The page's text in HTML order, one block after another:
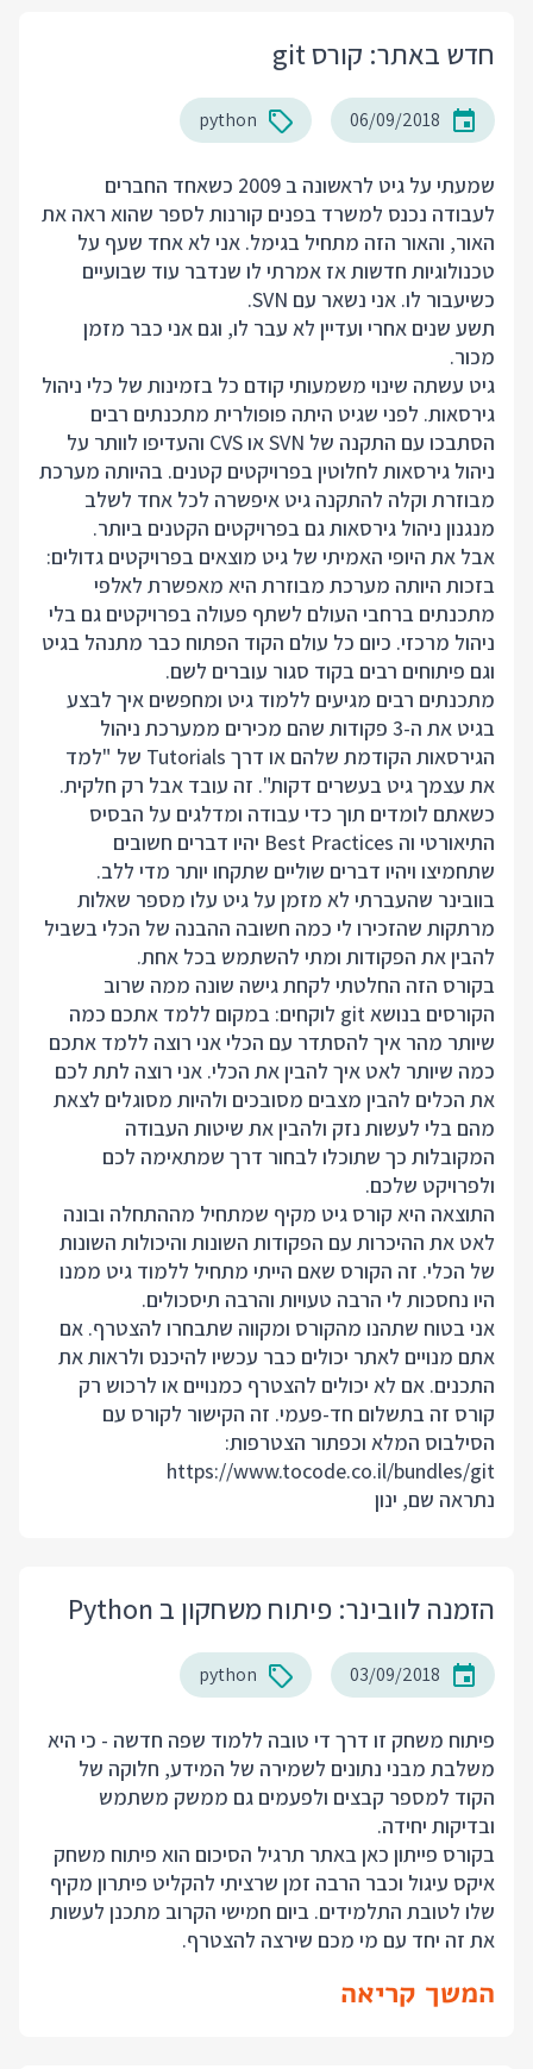
חדש באתר: קורס git
06/09/2018
python
שמעתי על גיט לראשונה ב 2009 כשאחד החברים
לעבודה נכנס למשרד בפנים קורנות לספר שהוא ראה את
האור, והאור הזה מתחיל בגימל. אני לא אחד שעף על
טכנולוגיות חדשות אז אמרתי לו שנדבר עוד שבועיים
כשיעבור לו. אני נשאר עם SVN.
תשע שנים אחרי ועדיין לא עבר לו, וגם אני כבר מזמן
מכור.
גיט עשתה שינוי משמעותי קודם כל בזמינות של כלי ניהול
גירסאות. לפני שגיט היתה פופולרית מתכנתים רבים
הסתבכו עם התקנה של SVN או CVS והעדיפו לוותר על
ניהול גירסאות לחלוטין בפרויקטים קטנים. בהיותה מערכת
מבוזרת וקלה להתקנה גיט איפשרה לכל אחד לשלב
מנגנון ניהול גירסאות גם בפרויקטים הקטנים ביותר.
אבל את היופי האמיתי של גיט מוצאים בפרויקטים גדולים:
בזכות היותה מערכת מבוזרת היא מאפשרת לאלפי
מתכנתים ברחבי העולם לשתף פעולה בפרויקטים גם בלי
ניהול מרכזי. כיום כל עולם הקוד הפתוח כבר מתנהל בגיט
וגם פיתוחים רבים בקוד סגור עוברים לשם.
מתכנתים רבים מגיעים ללמוד גיט ומחפשים איך לבצע
בגיט את ה-3 פקודות שהם מכירים ממערכת ניהול
הגירסאות הקודמת שלהם או דרך Tutorials של "למד
את עצמך גיט בעשרים דקות". זה עובד אבל רק חלקית.
כשאתם לומדים תוך כדי עבודה ומדלגים על הבסיס
התיאורטי וה Best Practices יהיו דברים חשובים
שתחמיצו ויהיו דברים שוליים שתקחו יותר מדי ללב.
בוובינר שהעברתי לא מזמן על גיט עלו מספר שאלות
מרתקות שהזכירו לי כמה חשובה ההבנה של הכלי בשביל
להבין את הפקודות ומתי להשתמש בכל אחת.
בקורס הזה החלטתי לקחת גישה שונה ממה שרוב
הקורסים בנושא git לוקחים: במקום ללמד אתכם כמה
שיותר מהר איך להסתדר עם הכלי אני רוצה ללמד אתכם
כמה שיותר לאט איך להבין את הכלי. אני רוצה לתת לכם
את הכלים להבין מצבים מסובכים ולהיות מסוגלים לצאת
מהם בלי לעשות נזק ולהבין את שיטות העבודה
המקובלות כך שתוכלו לבחור דרך שמתאימה לכם
ולפרויקט שלכם.
התוצאה היא קורס גיט מקיף שמתחיל מההתחלה ובונה
לאט את ההיכרות עם הפקודות השונות והיכולות השונות
של הכלי. זה הקורס שאם הייתי מתחיל ללמוד גיט ממנו
היו נחסכות לי הרבה טעויות והרבה תיסכולים.
אני בטוח שתהנו מהקורס ומקווה שתבחרו להצטרף. אם
אתם מנויים לאתר יכולים כבר עכשיו להיכנס ולראות את
התכנים. אם לא יכולים להצטרף כמנויים או לרכוש רק
קורס זה בתשלום חד-פעמי. זה הקישור לקורס עם
הסילבוס המלא וכפתור הצטרפות:
https://www.tocode.co.il/bundles/git
נתראה שם, ינון
הזמנה לוובינר: פיתוח משחקון ב Python
03/09/2018
python
פיתוח משחק זו דרך די טובה ללמוד שפה חדשה - כי היא
משלבת מבני נתונים לשמירה של המידע, חלוקה של
הקוד למספר קבצים ולפעמים גם ממשק משתמש
ובדיקות יחידה.
בקורס פייתון כאן באתר תרגיל הסיכום הוא פיתוח משחק
איקס עיגול וכבר הרבה זמן שרציתי להקליט פיתרון מקיף
שלו לטובת התלמידים. ביום חמישי הקרוב מתכנן לעשות
את זה יחד עם מי מכם שירצה להצטרף.
המשך קריאה